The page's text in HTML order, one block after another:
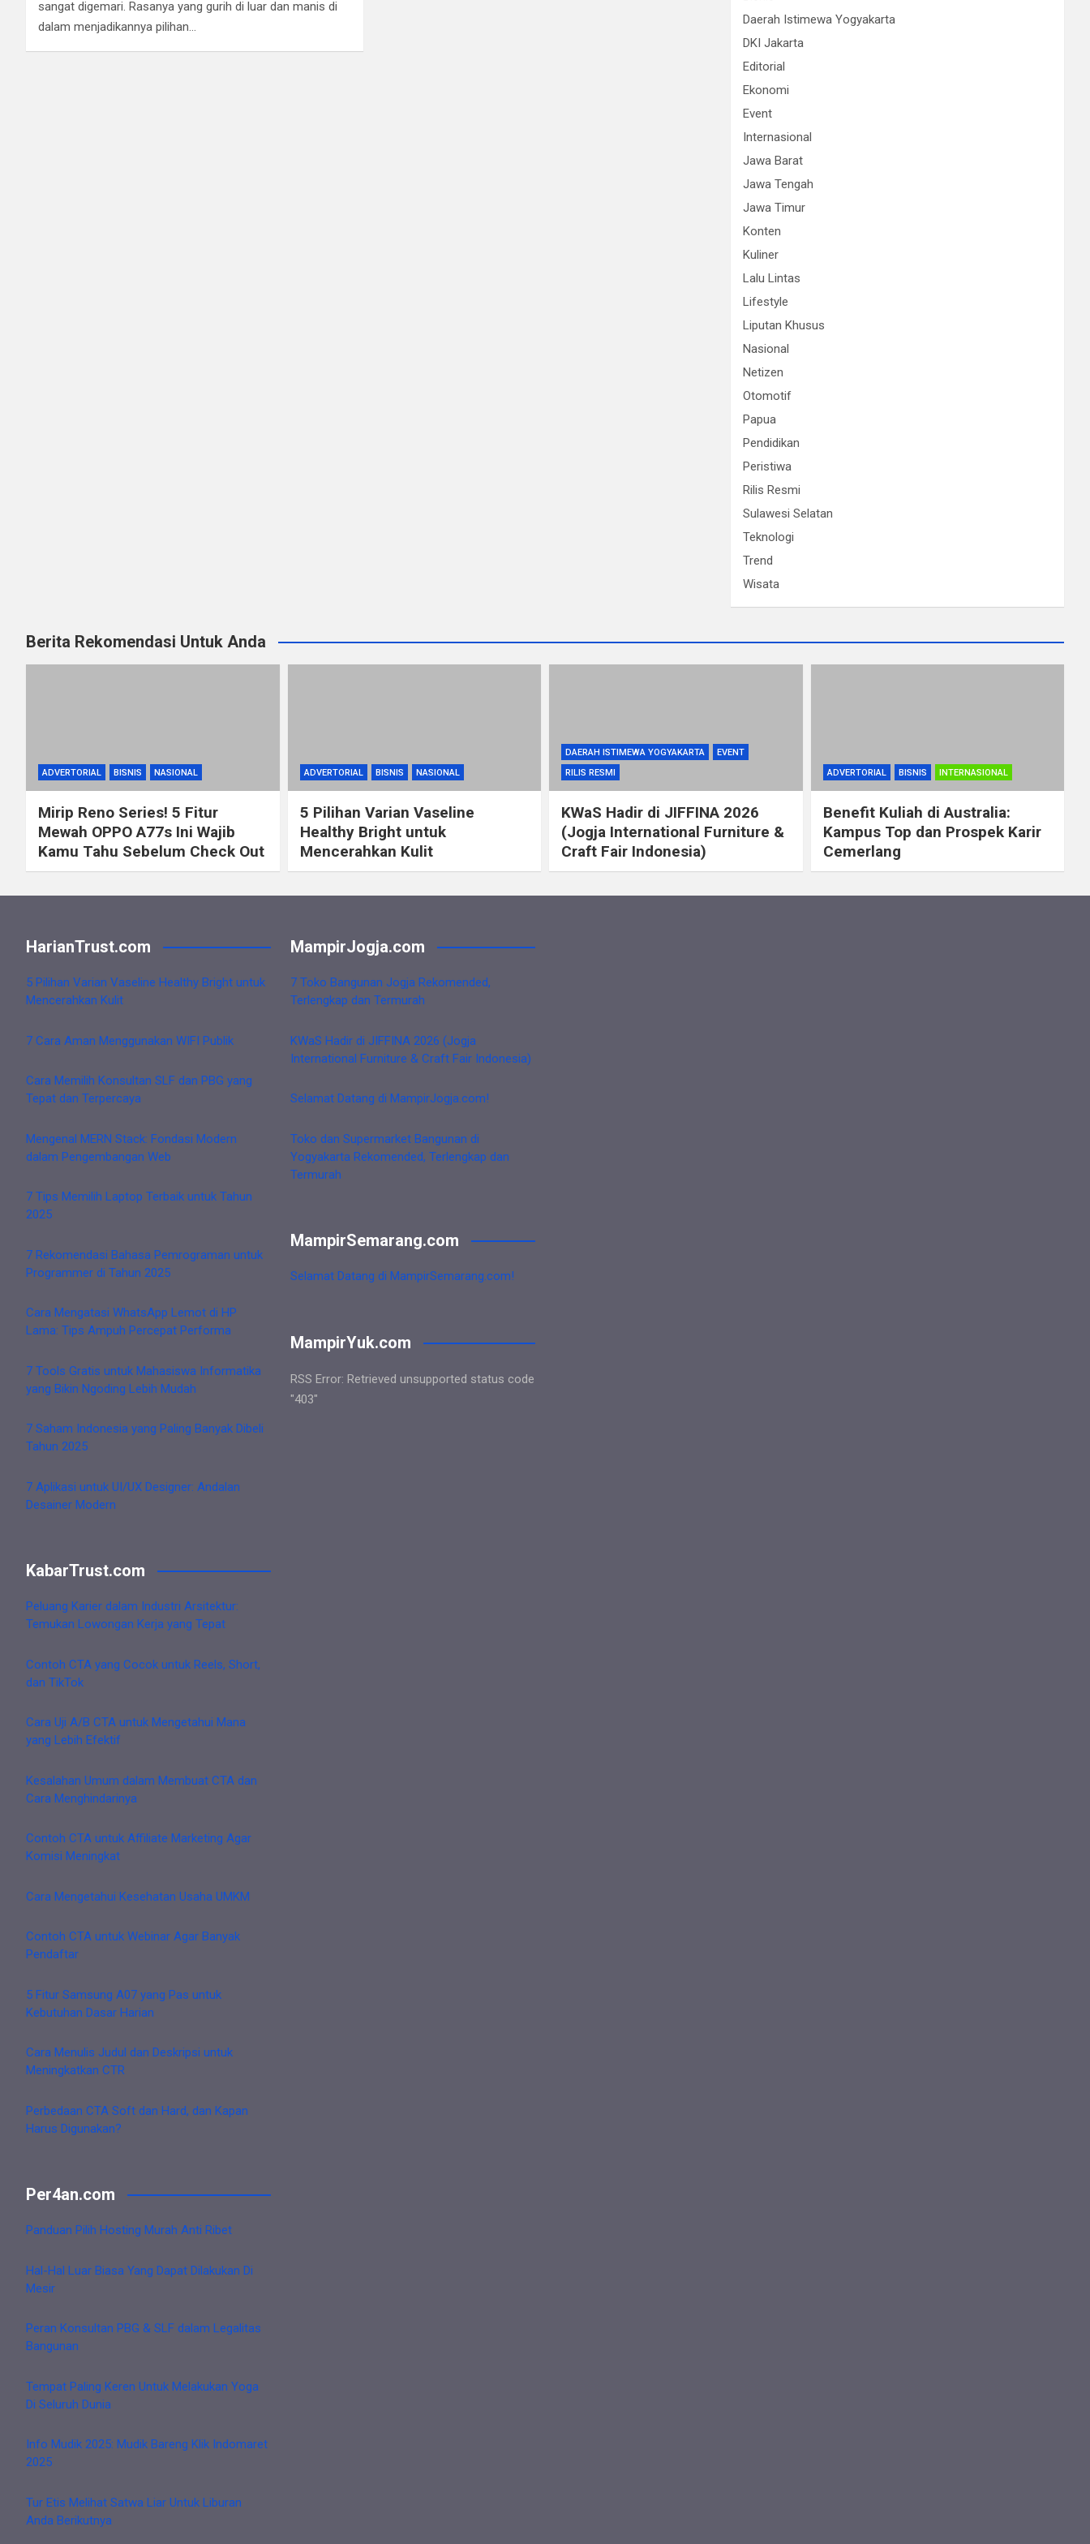
sangat digemari. Rasanya yang gurih di luar dan manis di
dalam menjadikannya pilihan…
Daerah Istimewa Yogyakarta
DKI Jakarta
Editorial
Ekonomi
Event
Internasional
Jawa Barat
Jawa Tengah
Jawa Timur
Konten
Kuliner
Lalu Lintas
Lifestyle
Liputan Khusus
Nasional
Netizen
Otomotif
Papua
Pendidikan
Peristiwa
Rilis Resmi
Sulawesi Selatan
Teknologi
Trend
Wisata
Berita Rekomendasi Untuk Anda
ADVERTORIAL BISNIS NASIONAL
Mirip Reno Series! 5 Fitur
Mewah OPPO A77s Ini Wajib
Kamu Tahu Sebelum Check Out
ADVERTORIAL BISNIS NASIONAL
5 Pilihan Varian Vaseline
Healthy Bright untuk
Mencerahkan Kulit
DAERAH ISTIMEWA YOGYAKARTA
EVENT
RILIS RESMI
KWaS Hadir di JIFFINA 2026
(Jogja International Furniture &
Craft Fair Indonesia)
ADVERTORIAL BISNIS INTERNASIONAL
Benefit Kuliah di Australia:
Kampus Top dan Prospek Karir
Cemerlang
HarianTrust.com
5 Pilihan Varian Vaseline Healthy Bright untuk
Mencerahkan Kulit
7 Cara Aman Menggunakan WIFI Publik
Cara Memilih Konsultan SLF dan PBG yang
Tepat dan Terpercaya
Mengenal MERN Stack: Fondasi Modern
dalam Pengembangan Web
7 Tips Memilih Laptop Terbaik untuk Tahun
2025
7 Rekomendasi Bahasa Pemrograman untuk
Programmer di Tahun 2025
Cara Mengatasi WhatsApp Lemot di HP
Lama: Tips Ampuh Percepat Performa
7 Tools Gratis untuk Mahasiswa Informatika
yang Bikin Ngoding Lebih Mudah
7 Saham Indonesia yang Paling Banyak Dibeli
Tahun 2025
7 Aplikasi untuk UI/UX Designer: Andalan
Desainer Modern
KabarTrust.com
Peluang Karier dalam Industri Arsitektur:
Temukan Lowongan Kerja yang Tepat
Contoh CTA yang Cocok untuk Reels, Short,
dan TikTok
Cara Uji A/B CTA untuk Mengetahui Mana
yang Lebih Efektif
Kesalahan Umum dalam Membuat CTA dan
Cara Menghindarinya
Contoh CTA untuk Affiliate Marketing Agar
Komisi Meningkat
Cara Mengetahui Kesehatan Usaha UMKM
Contoh CTA untuk Webinar Agar Banyak
Pendaftar
5 Fitur Samsung A07 yang Pas untuk
Kebutuhan Dasar Harian
Cara Menulis Judul dan Deskripsi untuk
Meningkatkan CTR
Perbedaan CTA Soft dan Hard, dan Kapan
Harus Digunakan?
Per4an.com
Panduan Pilih Hosting Murah Anti Ribet
Hal-Hal Luar Biasa Yang Dapat Dilakukan Di
Mesir
Peran Konsultan PBG & SLF dalam Legalitas
Bangunan
Tempat Paling Keren Untuk Melakukan Yoga
Di Seluruh Dunia
Info Mudik 2025: Mudik Bareng Klik Indomaret
2025
Tur Etis Melihat Satwa Liar Untuk Liburan
Anda Berikutnya
MampirJogja.com
7 Toko Bangunan Jogja Rekomended,
Terlengkap dan Termurah
KWaS Hadir di JIFFINA 2026 (Jogja
International Furniture & Craft Fair Indonesia)
Selamat Datang di MampirJogja.com!
Toko dan Supermarket Bangunan di
Yogyakarta Rekomended, Terlengkap dan
Termurah
MampirSemarang.com
Selamat Datang di MampirSemarang.com!
MampirYuk.com
RSS Error: Retrieved unsupported status code
"403"